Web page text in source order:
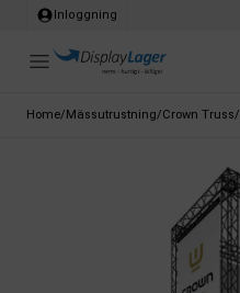
Inloggning
Home/Mässutrustning/Crown Truss/